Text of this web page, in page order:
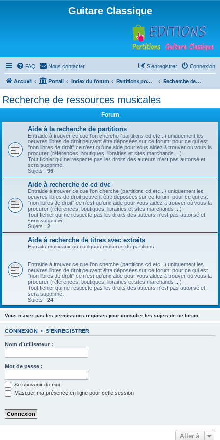
Guitare Classique
FAQ Nous contacter Connexion
S’enregistrer
Accueil Portail Index du forum Partitions pour guitare en libre téléchargement Recherche de ressources musicales
Recherche de ressources musicales
Forum
Aide à la recherche de partitions
Entraide à trouver ce que l'on cherche (partitions cd etc...) uniquement les
oeuvres libres de droit peuvent être déposées sur ce forum; pour ce qui est
"non libres de droit" ce n'est qu'une aide pour vous aidez à trouver où vous la
procurer (références, boutiques, librairies et sites marchands ...)
Tout fichier qui ne respecte pas les droits des auteurs n'est pas autorisé et
sera supprimé.
Sujets : 96
Aide à recherche de cd dvd
Entraide à trouver ce que l'on cherche (partitions cd etc...) uniquement les
oeuvres libres de droit peuvent être déposées sur ce forum; pour ce qui est
"non libres de droit" ce n'est qu'une aide pour vous aidez à trouver où vous la
procurer (références, boutiques, librairies et sites marchands ...)
Tout fichier qui ne respecte pas les droits des auteurs n'est pas autorisé et
sera supprimé.
Sujets : 2
Aide à recherche de titres avec extraits
Extraits musicaux ou quelques mesures de partitions
Entraide à trouver ce que l'on cherche (partitions cd etc...) uniquement les
oeuvres libres de droit peuvent être déposées sur ce forum; pour ce qui est
"non libres de droit" ce n'est qu'une aide pour vous aidez à trouver où vous la
procurer (références, boutiques, librairies et sites marchands ...)
Tout fichier qui ne respecte pas les droits des auteurs n'est pas autorisé et
sera supprimé.
Sujets : 24
Vous n’avez pas les permissions requises pour consulter les sujets de ce forum.
CONNEXION • S’ENREGISTRER
Nom d’utilisateur :
Mot de passe :
Se souvenir de moi
Masquer ma présence en ligne pour cette session
Aller à